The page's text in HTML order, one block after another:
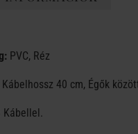
PVC, Réz
40 cm, Égők
Kábellel.